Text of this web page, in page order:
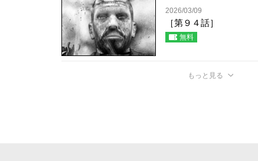
2026/03/09
［第９４話］
無料
もっと見る